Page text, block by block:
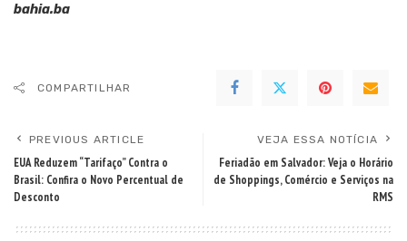
bahia.ba
COMPARTILHAR
PREVIOUS ARTICLE
EUA Reduzem “Tarifaço” Contra o
Brasil: Confira o Novo Percentual de
Desconto
VEJA ESSA NOTÍCIA
Feriadão em Salvador: Veja o Horário
de Shoppings, Comércio e Serviços na
RMS